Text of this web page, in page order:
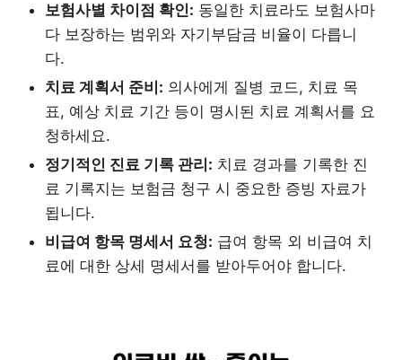
보험사별 차이점 확인: 동일한 치료라도 보험사마
다 보장하는 범위와 자기부담금 비율이 다릅니
다.
치료 계획서 준비: 의사에게 질병 코드, 치료 목
표, 예상 치료 기간 등이 명시된 치료 계획서를 요
청하세요.
정기적인 진료 기록 관리: 치료 경과를 기록한 진
료 기록지는 보험금 청구 시 중요한 증빙 자료가
됩니다.
비급여 항목 명세서 요청: 급여 항목 외 비급여 치
료에 대한 상세 명세서를 받아두어야 합니다.